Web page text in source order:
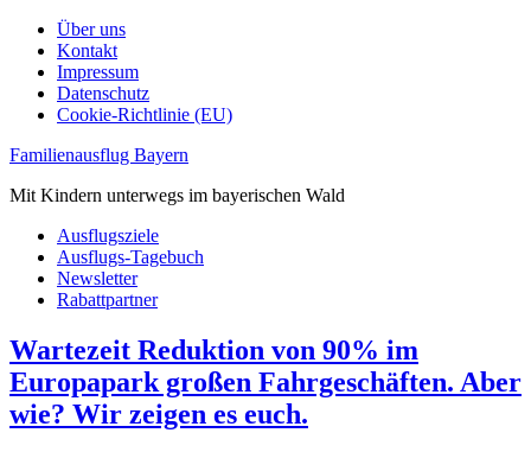
Über uns
Kontakt
Impressum
Datenschutz
Cookie-Richtlinie (EU)
Familienausflug Bayern
Mit Kindern unterwegs im bayerischen Wald
Ausflugsziele
Ausflugs-Tagebuch
Newsletter
Rabattpartner
Wartezeit Reduktion von 90% im
Europapark großen Fahrgeschäften. Aber
wie? Wir zeigen es euch.